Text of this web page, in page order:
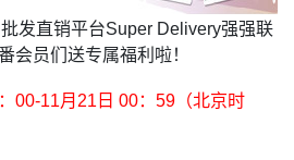
发直销平台Super Delivery强强联
会员们送专属福利啦！
00-11月21日 00：59（北京时